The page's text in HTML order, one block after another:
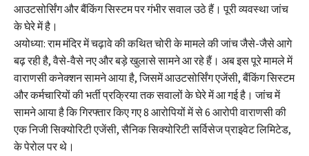
आउटसोर्सिंग और बैंकिंग सिस्टम पर गंभीर सवाल उठे हैं। पूरी व्यवस्था जांच
के घेरे में है।
अयोध्या: राम मंदिर में चढ़ावे की कथित चोरी के मामले की जांच जैसे-जैसे आगे
बढ़ रही है, वैसे-वैसे नए और बड़े खुलासे सामने आ रहे हैं। अब इस पूरे मामले में
वाराणसी कनेक्शन सामने आया है, जिसमें आउटसोर्सिंग एजेंसी, बैंकिंग सिस्टम
और कर्मचारियों की भर्ती प्रक्रिया तक सवालों के घेरे में आ गई है। जांच में
सामने आया है कि गिरफ्तार किए गए 8 आरोपियों में से 6 आरोपी वाराणसी की
एक निजी सिक्योरिटी एजेंसी, सैनिक सिक्योरिटी सर्विसेज प्राइवेट लिमिटेड,
के पेरोल पर थे।